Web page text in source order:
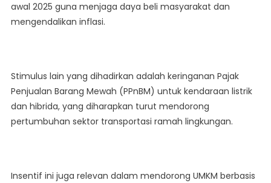
awal 2025 guna menjaga daya beli masyarakat dan
mengendalikan inflasi.
Stimulus lain yang dihadirkan adalah keringanan Pajak
Penjualan Barang Mewah (PPnBM) untuk kendaraan listrik
dan hibrida, yang diharapkan turut mendorong
pertumbuhan sektor transportasi ramah lingkungan.
Insentif ini juga relevan dalam mendorong UMKM berbasis